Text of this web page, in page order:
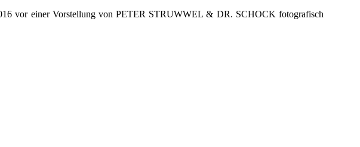
vor einer Vorstellung von PETER STRUWWEL & DR. SCHOCK fotografisch